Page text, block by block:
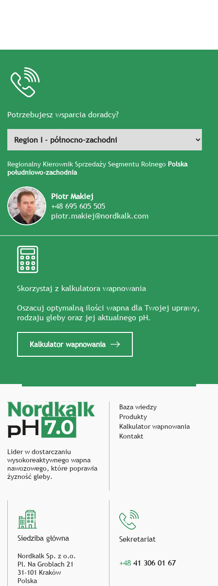
Potrzebujesz wsparcia doradcy?
Regionalny Kierownik Sprzedaży Segmentu Rolnego Polska
południowo-zachodnia
Piotr Makiej
+48 695 605 505
piotr.makiej@nordkalk.com
Skorzystaj z kalkulatora wapnowania
Oszacuj optymalną ilości wapna dla Twojej uprawy,
rodzaju gleby oraz jej aktualnego pH.
Kalkulator wapnowania
Lider w dostarczaniu
wysokoreaktywnego wapna
nawozowego, które poprawia
żyzność gleby.
Baza wiedzy
Produkty
Kalkulator wapnowania
Kontakt
Siedziba główna
Nordkalk Sp. z o.o.
Pl. Na Groblach 21
31-101 Kraków
Polska
Sekretariat
+48 41 306 01 67